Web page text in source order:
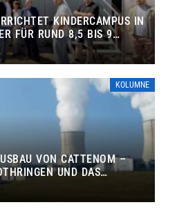
KINDERCAMPUS IN
FÜR RUND 8,5 BIS 9
KOLUMNE
VON CATTENOM –
UND DAS